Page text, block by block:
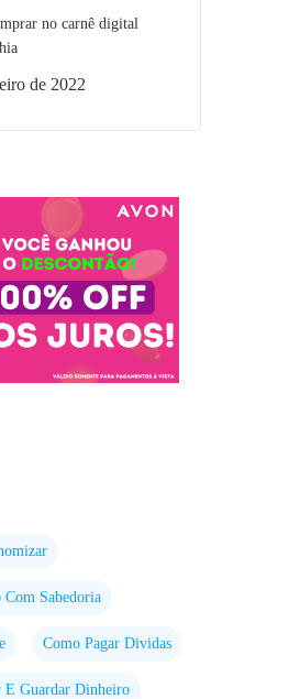
no carnê digital
de 2022
Sabedoria
Como Pagar Dividas
E Guardar Dinheiro